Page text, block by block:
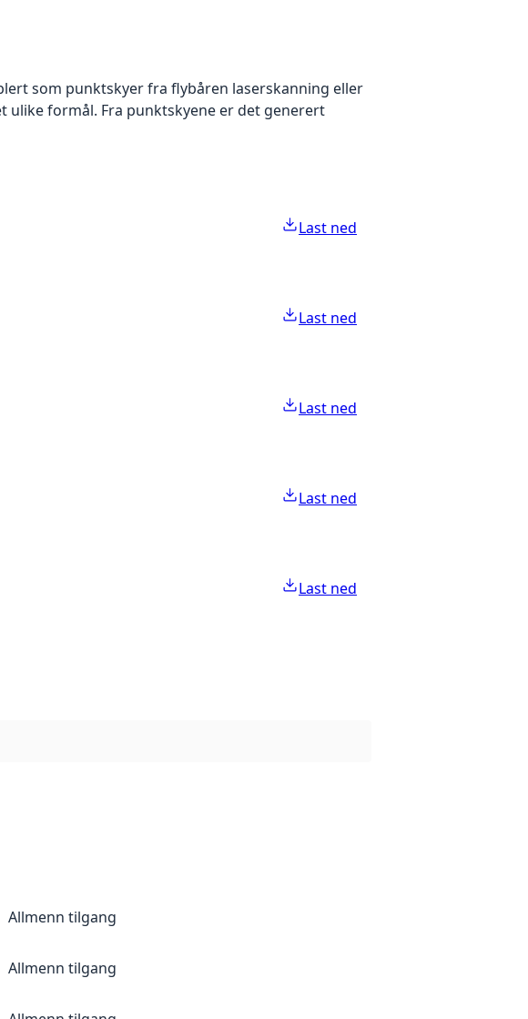
som punktskyer fra flybåren laserskanning eller
ulike formål. Fra punktskyene er det generert
Last ned
Last ned
Last ned
Last ned
Last ned
Allmenn tilgang
Allmenn tilgang